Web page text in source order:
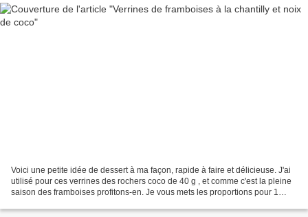
Voici une petite idée de dessert à ma façon, rapide à faire et délicieuse. J'ai
utilisé pour ces verrines des rochers coco de 40 g , et comme c'est la pleine
saison des framboises profitons-en. Je vous mets les proportions pour 1